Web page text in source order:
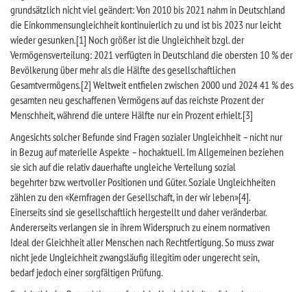
grundsätzlich nicht viel geändert: Von 2010 bis 2021 nahm in Deutschland
die Einkommensungleichheit kontinuierlich zu und ist bis 2023 nur leicht
wieder gesunken.[1] Noch größer ist die Ungleichheit bzgl. der
Vermögensverteilung: 2021 verfügten in Deutschland die obersten 10 % der
Bevölkerung über mehr als die Hälfte des gesellschaftlichen
Gesamtvermögens.[2] Weltweit entfielen zwischen 2000 und 2024 41 % des
gesamten neu geschaffenen Vermögens auf das reichste Prozent der
Menschheit, während die untere Hälfte nur ein Prozent erhielt.[3]
Angesichts solcher Befunde sind Fragen sozialer Ungleichheit – nicht nur
in Bezug auf materielle Aspekte – hochaktuell. Im Allgemeinen beziehen
sie sich auf die relativ dauerhafte ungleiche Verteilung sozial
begehrter bzw. wertvoller Positionen und Güter. Soziale Ungleichheiten
zählen zu den «Kernfragen der Gesellschaft, in der wir leben»[4].
Einerseits sind sie gesellschaftlich hergestellt und daher veränderbar.
Andererseits verlangen sie in ihrem Widerspruch zu einem normativen
Ideal der Gleichheit aller Menschen nach Rechtfertigung. So muss zwar
nicht jede Ungleichheit zwangsläufig illegitim oder ungerecht sein,
bedarf jedoch einer sorgfältigen Prüfung.